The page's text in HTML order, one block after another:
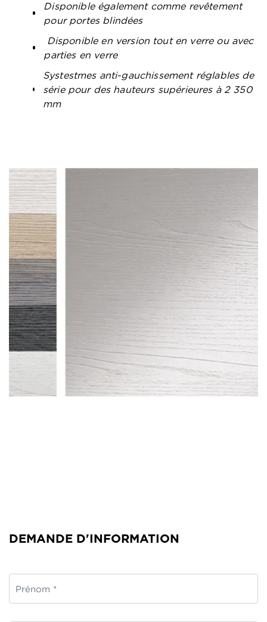
Disponible également comme revêtement
pour portes blindées
Disponible en version tout en verre ou avec
parties en verre
Systestmes anti-gauchissement réglables de
série pour des hauteurs supérieures à 2 350
mm
DEMANDE D'INFORMATION